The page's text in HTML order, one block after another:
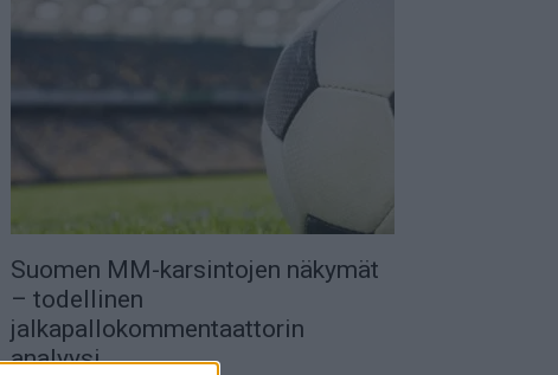
Suomen MM-karsintojen näkymät
– todellinen
jalkapallokommentaattorin
analyysi